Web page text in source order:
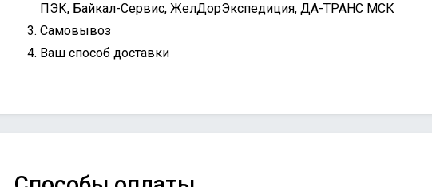
ПЭК, Байкал-Сервис, ЖелДорЭкспедиция, ДА-ТРАНС МСК
Самовывоз
Ваш способ доставки